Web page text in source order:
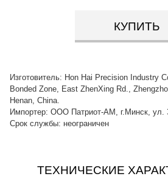
КУПИТЬ
Изготовитель: Hon Hai Precision Industry
Bonded Zone, East ZhenXing Rd.,
Henan, China.
Импортер: ООО Патриот-АМ, г.Минск, ул.
Срок службы: неограничен
ТЕХНИЧЕСКИЕ